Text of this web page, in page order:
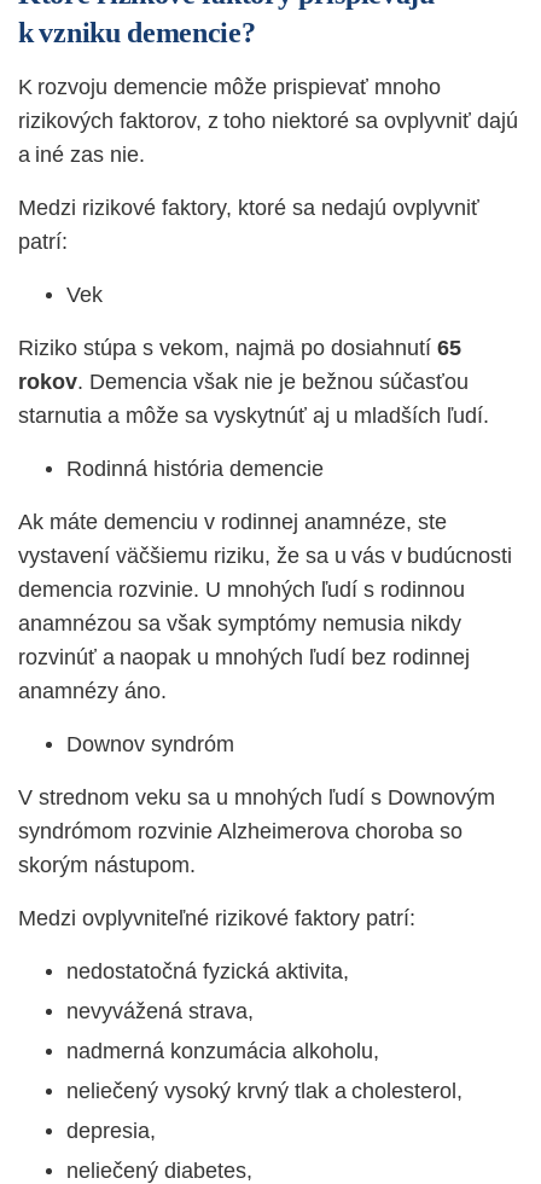
k vzniku demencie?
K rozvoju demencie môže prispievať mnoho
rizikových faktorov, z toho niektoré sa ovplyvniť dajú
a iné zas nie.
Medzi rizikové faktory, ktoré sa nedajú ovplyvniť
patrí:
Vek
Riziko stúpa s vekom, najmä po dosiahnutí 65
rokov. Demencia však nie je bežnou súčasťou
starnutia a môže sa vyskytnúť aj u mladších ľudí.
Rodinná história demencie
Ak máte demenciu v rodinnej anamnéze, ste
vystavení väčšiemu riziku, že sa u vás v budúcnosti
demencia rozvinie. U mnohých ľudí s rodinnou
anamnézou sa však symptómy nemusia nikdy
rozvinúť a naopak u mnohých ľudí bez rodinnej
anamnézy áno.
Downov syndróm
V strednom veku sa u mnohých ľudí s Downovým
syndrómom rozvinie Alzheimerova choroba so
skorým nástupom.
Medzi ovplyvniteľné rizikové faktory patrí:
nedostatočná fyzická aktivita,
nevyvážená strava,
nadmerná konzumácia alkoholu,
neliečený vysoký krvný tlak a cholesterol,
depresia,
neliečený diabetes,